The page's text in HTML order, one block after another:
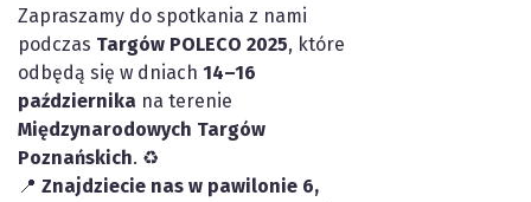
Zapraszamy do spotkania z nami
podczas Targów POLECO 2025, które
odbędą się w dniach 14–16
października na terenie
Międzynarodowych Targów
Poznańskich. ♻️
📍 Znajdziecie nas w pawilonie 6,